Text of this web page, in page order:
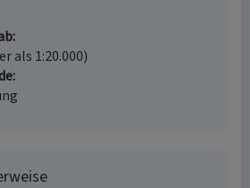
als 1:20.000)